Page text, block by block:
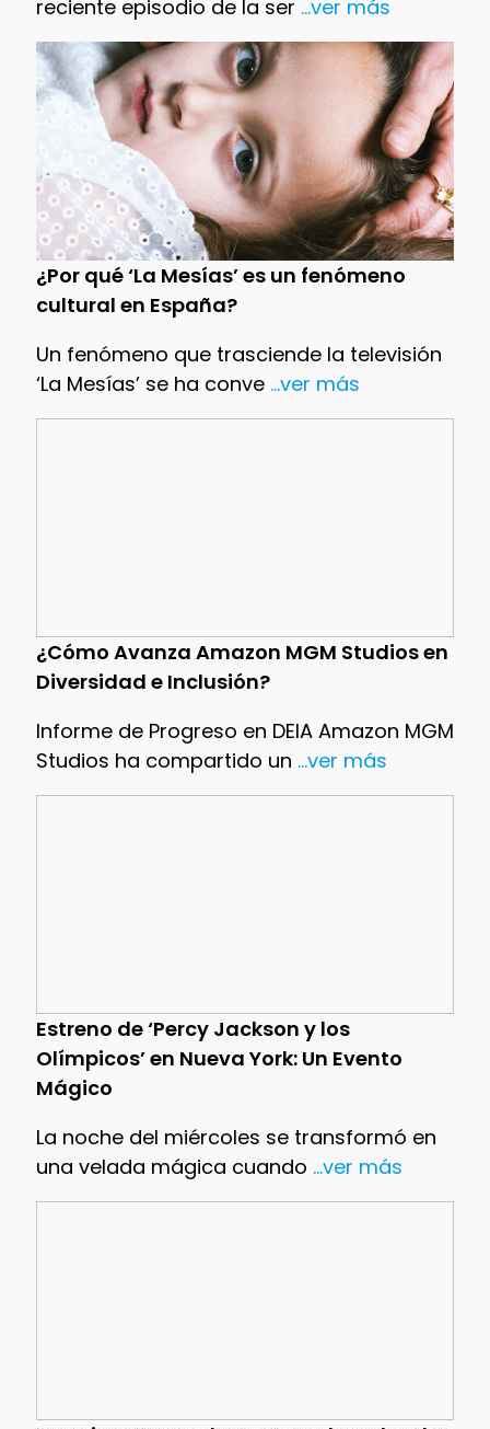
reciente episodio de la ser ...ver más
¿Por qué ‘La Mesías’ es un fenómeno
cultural en España?
Un fenómeno que trasciende la televisión
‘La Mesías’ se ha conve...ver más
¿Cómo Avanza Amazon MGM Studios en
Diversidad e Inclusión?
Informe de Progreso en DEIA Amazon MGM
Studios ha compartido un ...ver más
Estreno de ‘Percy Jackson y los
Olímpicos’ en Nueva York: Un Evento
Mágico
La noche del miércoles se transformó en
una velada mágica cuando ...ver más